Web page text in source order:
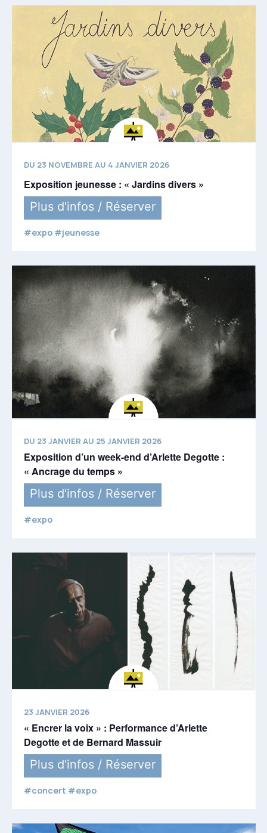
DU 23 NOVEMBRE AU 4 JANVIER 2026
Exposition jeunesse : « Jardins divers »
Plus d'infos / Réserver
#expo #jeunesse
DU 23 JANVIER AU 25 JANVIER 2026
Exposition d’un week-end d’Arlette Degotte :
« Ancrage du temps »
Plus d'infos / Réserver
#expo
23 JANVIER 2026
« Encrer la voix » : Performance d’Arlette
Degotte et de Bernard Massuir
Plus d'infos / Réserver
#concert #expo